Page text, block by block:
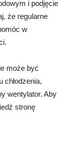
i podjęcie
że regularne
w
może być
chłodzenia,
wentylator. Aby
stronę